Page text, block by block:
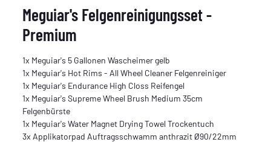
Meguiar's Felgenreinigungsset -
Premium
1x Meguiar's 5 Gallonen Wascheimer gelb
1x Meguiar's Hot Rims - All Wheel Cleaner Felgenreiniger
1x Meguiar's Endurance High Closs Reifengel
1x Meguiar's Supreme Wheel Brush Medium 35cm
Felgenbürste
1x Meguiar's Water Magnet Drying Towel Trockentuch
3x Applikatorpad Auftragsschwamm anthrazit Ø90/22mm